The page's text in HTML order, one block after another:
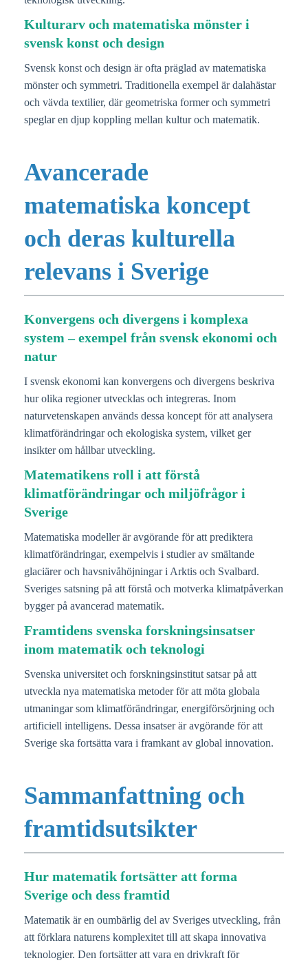
Kulturarv och matematiska mönster i
svensk konst och design
Svensk konst och design är ofta präglad av matematiska
mönster och symmetri. Traditionella exempel är dalahästar
och vävda textilier, där geometriska former och symmetri
speglar en djup koppling mellan kultur och matematik.
Avancerade
matematiska koncept
och deras kulturella
relevans i Sverige
Konvergens och divergens i komplexa
system – exempel från svensk ekonomi och
natur
I svensk ekonomi kan konvergens och divergens beskriva
hur olika regioner utvecklas och integreras. Inom
naturvetenskapen används dessa koncept för att analysera
klimatförändringar och ekologiska system, vilket ger
insikter om hållbar utveckling.
Matematikens roll i att förstå
klimatförändringar och miljöfrågor i
Sverige
Matematiska modeller är avgörande för att prediktera
klimatförändringar, exempelvis i studier av smältande
glaciärer och havsnivåhöjningar i Arktis och Svalbard.
Sveriges satsning på att förstå och motverka klimatpåverkan
bygger på avancerad matematik.
Framtidens svenska forskningsinsatser
inom matematik och teknologi
Svenska universitet och forskningsinstitut satsar på att
utveckla nya matematiska metoder för att möta globala
utmaningar som klimatförändringar, energiförsörjning och
artificiell intelligens. Dessa insatser är avgörande för att
Sverige ska fortsätta vara i framkant av global innovation.
Sammanfattning och
framtidsutsikter
Hur matematik fortsätter att forma
Sverige och dess framtid
Matematik är en oumbärlig del av Sveriges utveckling, från
att förklara naturens komplexitet till att skapa innovativa
teknologier. Den fortsätter att vara en drivkraft för